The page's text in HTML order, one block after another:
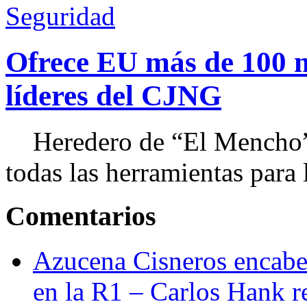
Seguridad
Ofrece EU más de 100
líderes del CJNG
Heredero de “El
todas las herramientas
Comentarios
Azucena Cisneros
en la R1 – Carlos Hank